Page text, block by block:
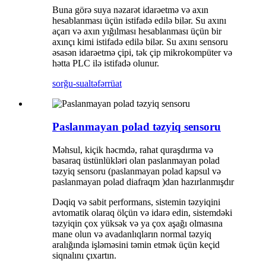
Buna görə suya nəzarət idarəetmə və axın
hesablanması üçün istifadə edilə bilər. Su axını
açarı və axın yığılması hesablanması üçün bir
axınçı kimi istifadə edilə bilər. Su axını sensoru
əsasən idarəetmə çipi, tək çip mikrokompüter və
hətta PLC ilə istifadə olunur.
sorğu-sualtəfərrüat
Paslanmayan polad təzyiq sensoru
Məhsul, kiçik həcmdə, rahat quraşdırma və
basaraq üstünlükləri olan paslanmayan polad
təzyiq sensoru (paslanmayan polad kapsul və
paslanmayan polad diafraqm )dan hazırlanmışdır
Dəqiq və sabit performans, sistemin təzyiqini
avtomatik olaraq ölçün və idarə edin, sistemdəki
təzyiqin çox yüksək və ya çox aşağı olmasına
mane olun və avadanlıqların normal təzyiq
aralığında işləməsini təmin etmək üçün keçid
siqnalını çıxartın.